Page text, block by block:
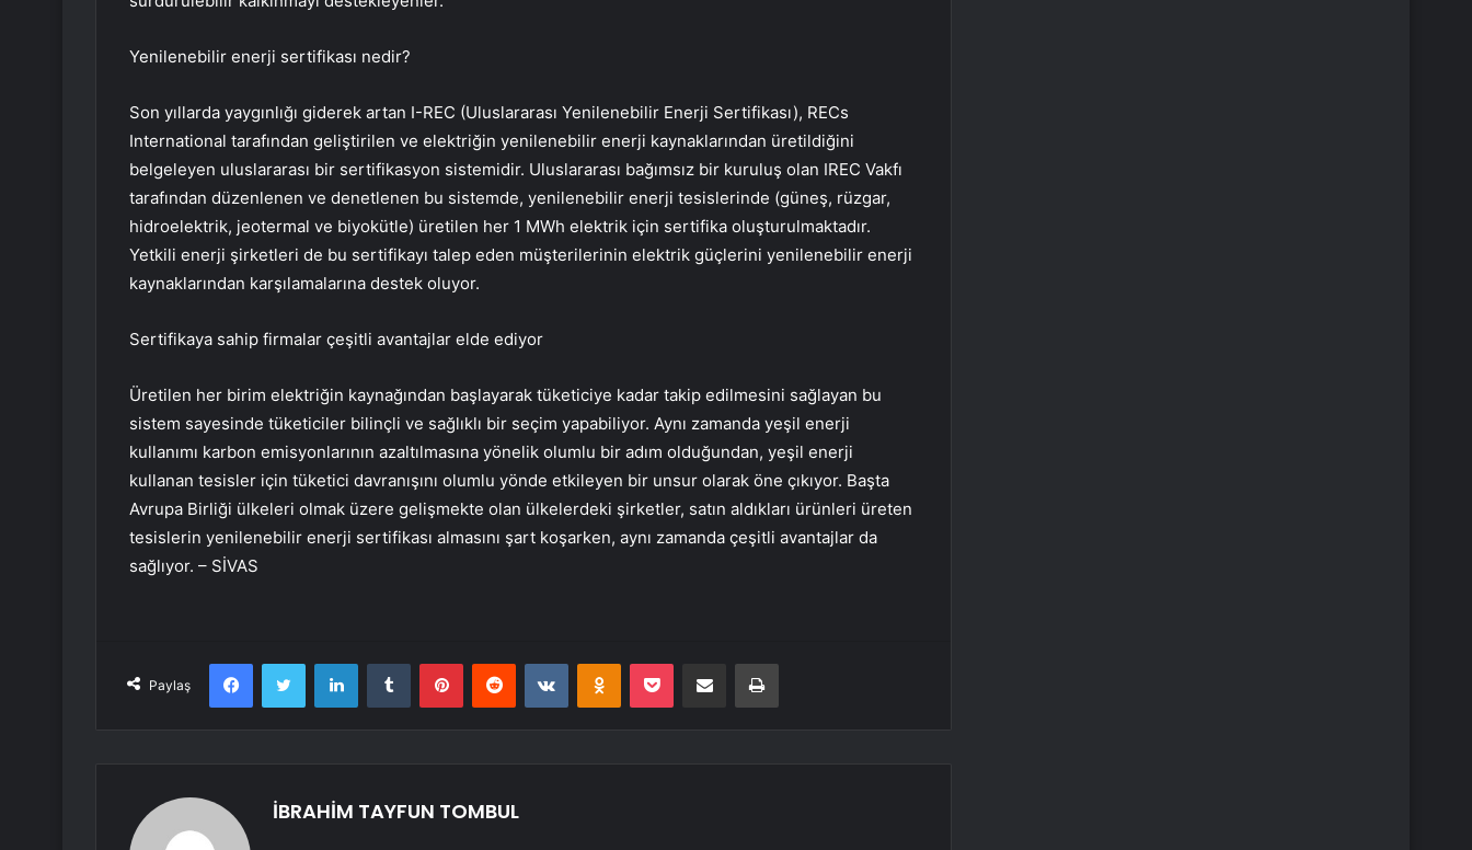
Yenilenebilir enerji sertifikası nedir?
Son yıllarda yaygınlığı giderek artan I-REC (Uluslararası Yenilenebilir Enerji Sertifikası), RECs
International tarafından geliştirilen ve elektriğin yenilenebilir enerji kaynaklarından üretildiğini
belgeleyen uluslararası bir sertifikasyon sistemidir. Uluslararası bağımsız bir kuruluş olan IREC Vakfı
tarafından düzenlenen ve denetlenen bu sistemde, yenilenebilir enerji tesislerinde (güneş, rüzgar,
hidroelektrik, jeotermal ve biyokütle) üretilen her 1 MWh elektrik için sertifika oluşturulmaktadır.
Yetkili enerji şirketleri de bu sertifikayı talep eden müşterilerinin elektrik güçlerini yenilenebilir enerji
kaynaklarından karşılamalarına destek oluyor.
Sertifikaya sahip firmalar çeşitli avantajlar elde ediyor
Üretilen her birim elektriğin kaynağından başlayarak tüketiciye kadar takip edilmesini sağlayan bu
sistem sayesinde tüketiciler bilinçli ve sağlıklı bir seçim yapabiliyor. Aynı zamanda yeşil enerji
kullanımı karbon emisyonlarının azaltılmasına yönelik olumlu bir adım olduğundan, yeşil enerji
kullanan tesisler için tüketici davranışını olumlu yönde etkileyen bir unsur olarak öne çıkıyor. Başta
Avrupa Birliği ülkeleri olmak üzere gelişmekte olan ülkelerdeki şirketler, satın aldıkları ürünleri üreten
tesislerin yenilenebilir enerji sertifikası almasını şart koşarken, aynı zamanda çeşitli avantajlar da
sağlıyor. – SİVAS
Paylaş
FacebookTwitter LinkedInTumblr PinterestReddit VKontakteOdnoklassniki
Pocket E-Posta ile paylaş Yazdır
İBRAHİM TAYFUN TOMBUL